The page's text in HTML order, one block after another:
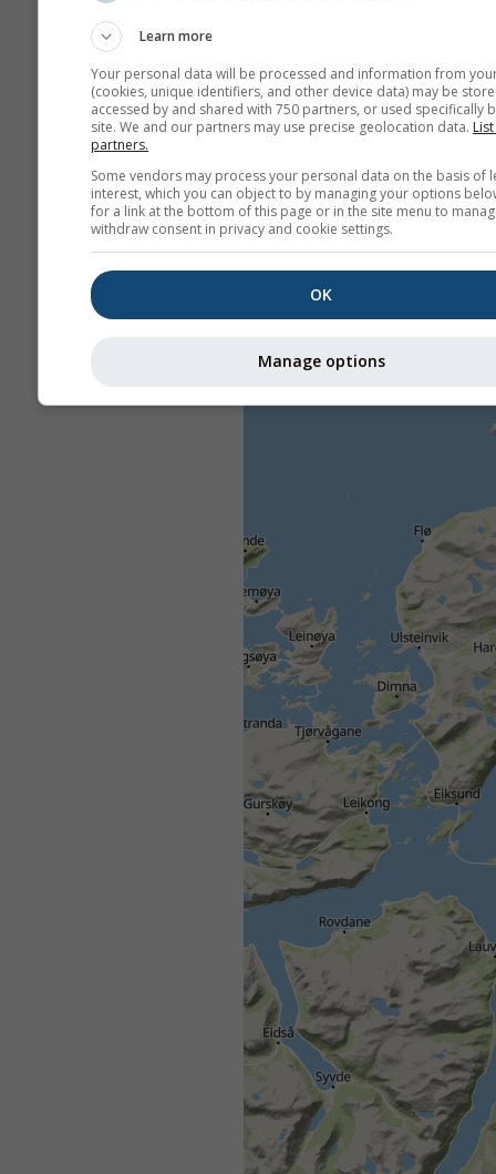
Learn more
Your personal data will be processed and information from
(cookies, unique identifiers, and other device data) may be
accessed by and shared with 750 partners, or used specifically
site. We and our partners may use precise geolocation data.
partners.
Some vendors may process your personal data on the basis of
interest, which you can object to by managing your options
for a link at the bottom of this page or in the site menu to
withdraw consent in privacy and cookie settings.
OK
Manage options